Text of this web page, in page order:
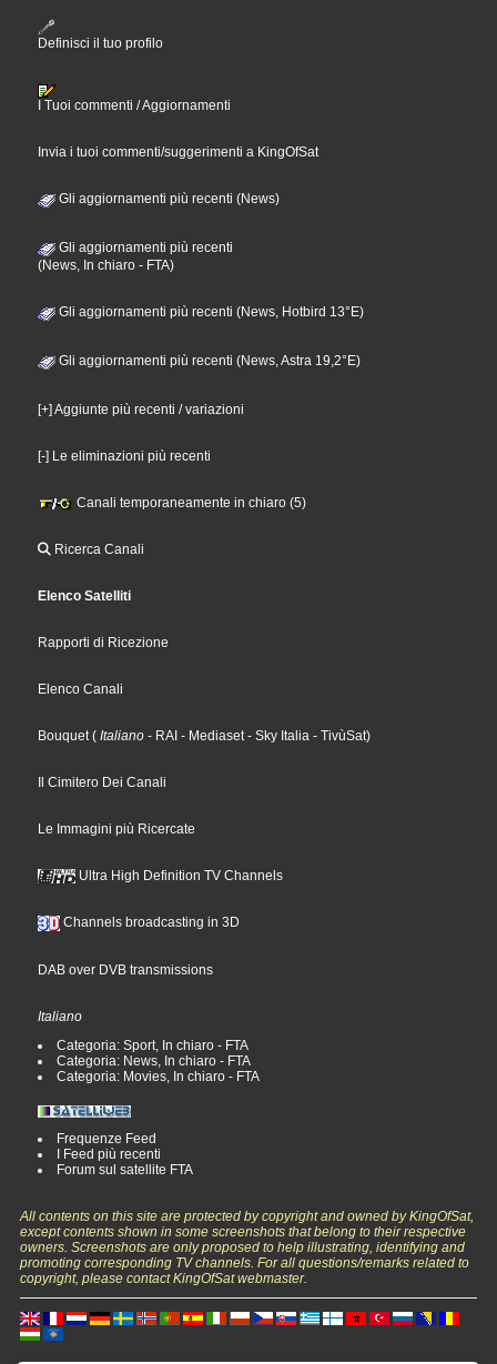
Definisci il tuo profilo
I Tuoi commenti / Aggiornamenti
Invia i tuoi commenti/suggerimenti a KingOfSat
Gli aggiornamenti più recenti (News)
Gli aggiornamenti più recenti
(News, In chiaro - FTA)
Gli aggiornamenti più recenti (News, Hotbird 13°E)
Gli aggiornamenti più recenti (News, Astra 19,2°E)
[+] Aggiunte più recenti / variazioni
[-] Le eliminazioni più recenti
Canali temporaneamente in chiaro (5)
Ricerca Canali
Elenco Satelliti
Rapporti di Ricezione
Elenco Canali
Bouquet( Italiano - RAI - Mediaset- Sky Italia - TivùSat)
Il Cimitero Dei Canali
Le Immagini più Ricercate
Ultra High Definition TV Channels
Channels broadcasting in 3D
DAB over DVB transmissions
Italiano
Categoria: Sport, In chiaro - FTA
Categoria: News, In chiaro - FTA
Categoria: Movies, In chiaro - FTA
Frequenze Feed
I Feed più recenti
Forum sul satellite FTA
All contents on this site are protected by copyright and owned by KingOfSat,
except contents shown in some screenshots that belong to their respective
owners. Screenshots are only proposed to help illustrating, identifying and
promoting corresponding TV channels. For all questions/remarks related to
copyright, please contact KingOfSat webmaster.